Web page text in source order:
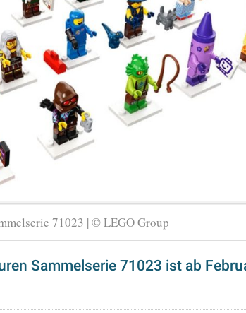
71023 | © LEGO Group
Sammelserie 71023 ist ab